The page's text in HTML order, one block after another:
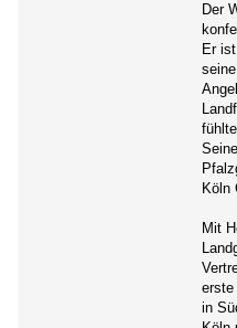
Der
Er
Köln
Mit
in